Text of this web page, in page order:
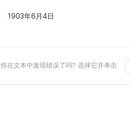
1903年6月4日
你在文本中发现错误了吗? 选择它并单击